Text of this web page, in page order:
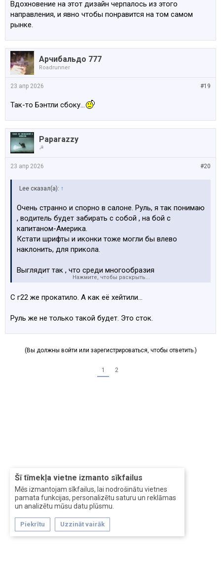
Šī tīmekļa vietne izmanto sīkfailus
Mēs izmantojam sīkfailus, lai nodrošinātu vietnes
pamata funkcijas, personalizētu saturu un reklāmas
un analizētu mūsu datu plūsmu.
Piekrītu Uzzināt vairāk
Вдохновение на этот дизайн черпалось из этого
направления, и явно чтобы понравится на том самом
рынке.
Арчибальдо 777
Roadrunner
#19
23 апр 2026
Так-то Бэнтли сбоку...
Paparazzy
☭
#20
23 апр 2026
Lee сказал(а): ↑
Очень странно и спорно в салоне. Руль, я так понимаю
, водитель будет забирать с собой , на бой с
капитаном-Америка.
Кстати шрифты и иконки тоже могли бы влево
наклонить, для прикола.
Выглядит так , что среди многообразия
однообразных архитектур интерьера и экстерьера
неповторомисть дизайна хотя бы в течение короткого
спорный, где-то неудобный , где-то уродский, но им
можно , у них же е65 была.
Нажмите, чтобы раскрыть...
С г22 же прокатило. А как её хейтили…
Руль же не только такой будет. Это сток.
(Вы должны войти или зарегистрироваться, чтобы ответить.)
1 2